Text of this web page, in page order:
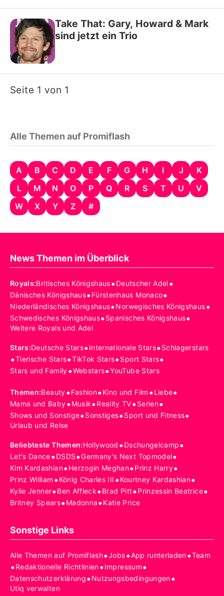
Take That: Gary, Howard & Mark
sind jetzt ein Trio
Seite 1 von 1
Alle Themen auf Promiflash
A B C D E F G H I J
K
L
M N O P Q R S T U
V
W
X Y Z #
News Themen im Überblick
Royals:Britisches Königshaus•Deutscher Adel•
Dänisches Königshaus•Fürstenhaus Monaco•
Niederländisches Königshaus•Norwegisches Königshaus•
Schwedisches Königshaus•Spanisches Königshaus•
Weitere Royals und Adel
Stars:Deutsche Stars•Internationale Stars•Schlagerstars
•Tierische Stars•TikTok Stars•Sport Stars•
Stars und Family•Webstars•YouTube Stars
Themen:Beauty•Fashion•Kino und Film •Liebe•
Mama und Baby•Musik•Reality TV•Serien•
Shows und Sonstige•Sonstiges•Sport und Fitness•
Urlaub und Reise
Beliebteste Themen:Hollywood •Dschungelcamp•
Let's Dance•DSDS•Germany's Next Topmodel•
Kim Kardashian•Herzogin Meghan•Prinz Harry•
Prinz William •König Charles III •Kourtney Kardashian•
Kylie Jenner•Ben Affleck•Brad Pitt•Prinzessin Beatrice•
Britney Spears•Madonna•Katie Price
Sonstige Links
Alle Themen auf Promiflash•Jobs•App runterladen•Team
•Redaktionelle Richtlinien•Impressum•
Datenschutzerklärung•Nutzungsbedingungen•
Utiq verwalten